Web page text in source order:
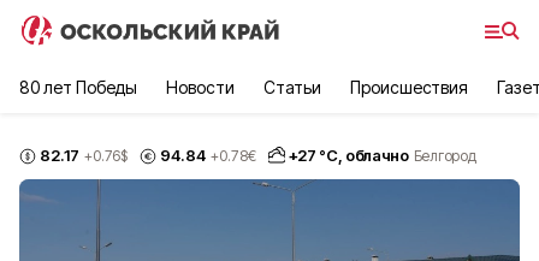
80 лет Победы Новости Статьи Происшествия
82.17 +0.76$ 94.84 +0.78€ +27 °С, облачно Белгород